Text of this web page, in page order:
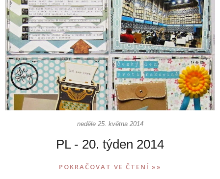
neděle 25. května 2014
PL - 20. týden 2014
POKRAČOVAT VE ČTENÍ »»